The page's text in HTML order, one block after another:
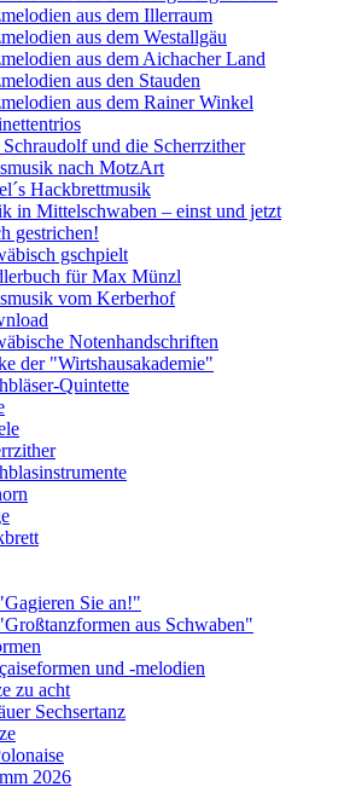
aus dem Illerraum
aus dem Westallgäu
aus dem Aichacher Land
aus den Stauden
aus dem Rainer Winkel
und die Scherrzither
nach MotzArt
Hackbrettmusik
in Mittelschwaben – einst und jetzt
gestrichen!
gschpielt
für Max Münzl
vom Kerberhof
Notenhandschriften
der "Wirtshausakademie"
Quintette
Sie an!"
aus Schwaben"
und -melodien
zu acht
Sechsertanz
2026